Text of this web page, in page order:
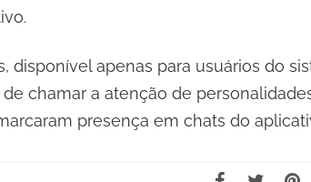
disponível apenas para usuários do
chamar a atenção de
presença em chats do